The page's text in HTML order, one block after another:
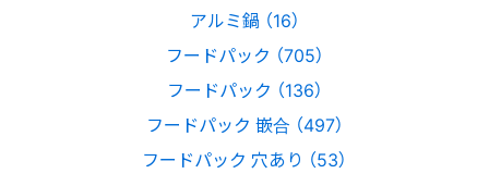
アルミ鍋 （16）
フードパック （705）
フードパック （136）
フードパック 嵌合 （497）
フードパック 穴あり （53）